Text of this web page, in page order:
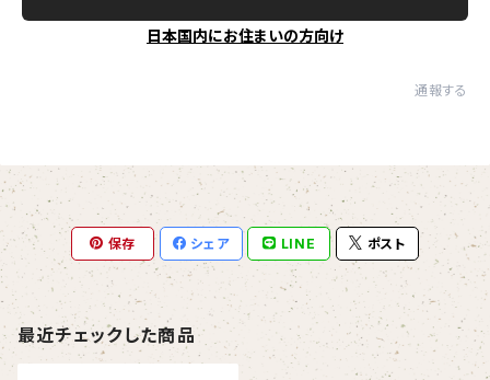
日本国内にお住まいの方向け
通報する
保存 シェア LINE ポスト
最近チェックした商品